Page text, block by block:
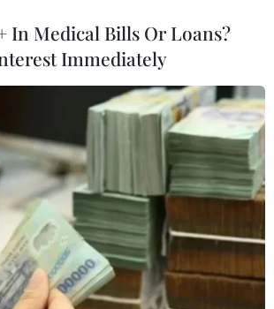
dẫn tới pha làm bàn duy nhất
của Akram Afif, một cầu thủ
phải trọng tài người Nhật Bản
(Vietnam+)
In Medical Bills Or Loans?
Immediately